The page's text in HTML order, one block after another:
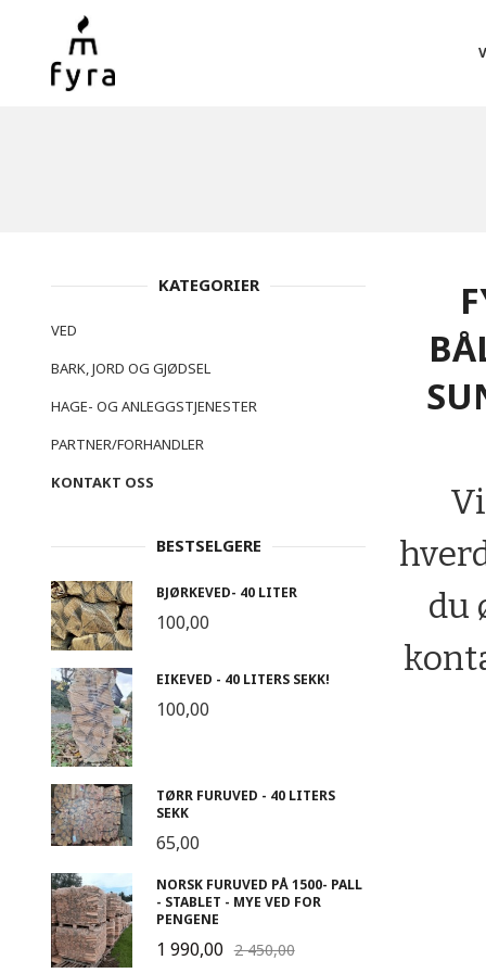
PRODUKTER
du
KATEGORIER
VED
BARK, JORD OG GJØDSEL
HAGE- OG ANLEGGSTJENESTER
PARTNER/FORHANDLER
KONTAKT OSS
BESTSELGERE
BJØRKEVED- 40 LITER
100,00
EIKEVED - 40 LITERS SEKK!
100,00
TØRR FURUVED - 40 LITERS
SEKK
65,00
NORSK FURUVED PÅ 1500- PALL
- STABLET - MYE VED FOR
PENGENE
1 990,00 2 450,00